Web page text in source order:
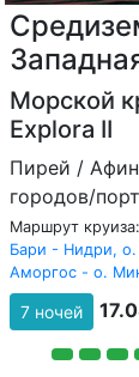
Морской
Explora II
Пирей /
городов/
Маршрут круиза:
Бари - Нидри,
Аморгос - о.
7 ночей